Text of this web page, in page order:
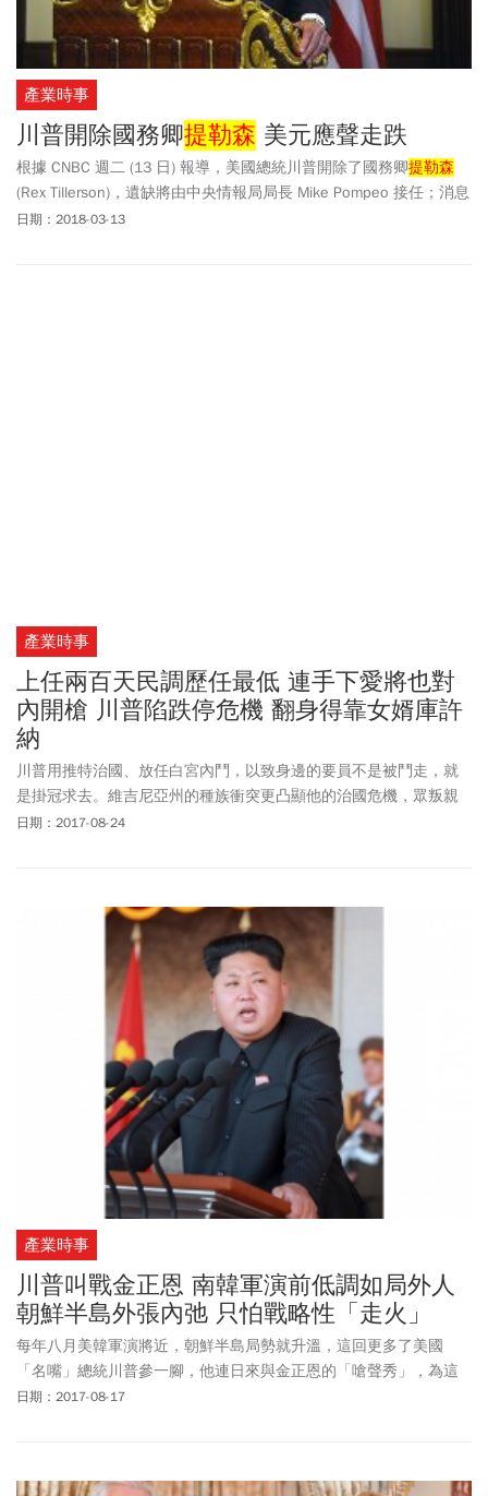
產業時事
川普開除國務卿提勒森 美元應聲走跌
根據 CNBC 週二 (13 日) 報導，美國總統川普開除了國務卿提勒森
(Rex Tillerson)，遺缺將由中央情報局局長 Mike Pompeo 接任；消息
一出，美元應聲走跌。
日期：2018-03-13
產業時事
上任兩百天民調歷任最低 連手下愛將也對
內開槍 川普陷跌停危機 翻身得靠女婿庫許
納
川普用推特治國、放任白宮內鬥，以致身邊的要員不是被鬥走，就
是掛冠求去。維吉尼亞州的種族衝突更凸顯他的治國危機，眾叛親
離的川普唯一能靠的恐怕只有他女婿。
日期：2017-08-24
產業時事
川普叫戰金正恩 南韓軍演前低調如局外人
朝鮮半島外張內弛 只怕戰略性「走火」
每年八月美韓軍演將近，朝鮮半島局勢就升溫，這回更多了美國
「名嘴」總統川普參一腳，他連日來與金正恩的「嗆聲秀」，為這
場歷史難解的對峙，再添不少變數及關注。
日期：2017-08-17